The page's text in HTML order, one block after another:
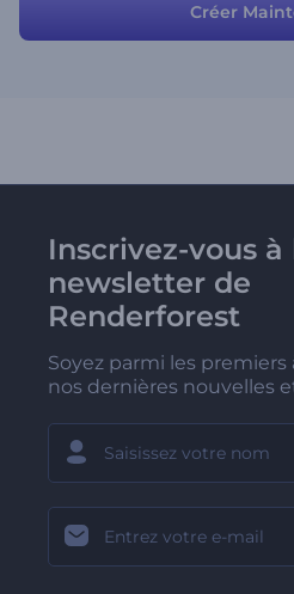
Créer
Inscrivez-vous à
newsletter de
Renderforest
Soyez parmi les premiers
nos dernières nouvelles